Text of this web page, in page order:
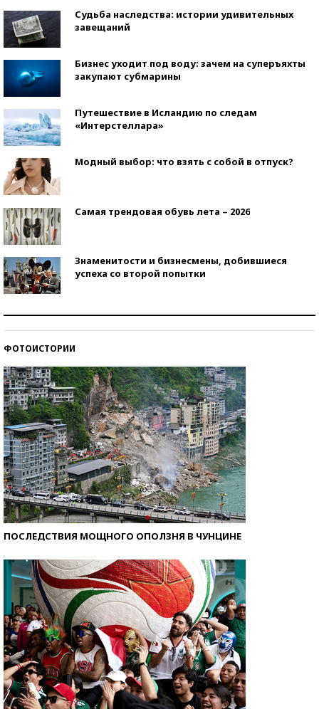
Судьба наследства: истории удивительных
завещаний
Бизнес уходит под воду: зачем на суперъяхты
закупают субмарины
Путешествие в Исландию по следам
«Интерстеллара»
Модный выбор: что взять с собой в отпуск?
Самая трендовая обувь лета – 2026
Знаменитости и бизнесмены, добившиеся
успеха со второй попытки
ФОТОИСТОРИИ
ПОСЛЕДСТВИЯ МОЩНОГО ОПОЛЗНЯ В ЧУНЦИНЕ